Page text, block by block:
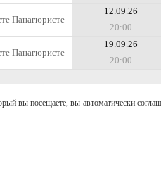
Панагюристе
12.09.26
20:00
Панагюристе
19.09.26
20:00
вы посещаете, вы автоматически